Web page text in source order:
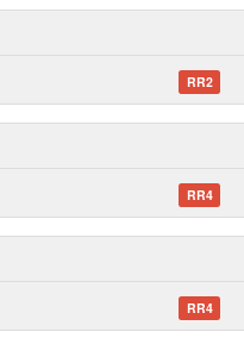
RR2
RR4
RR4